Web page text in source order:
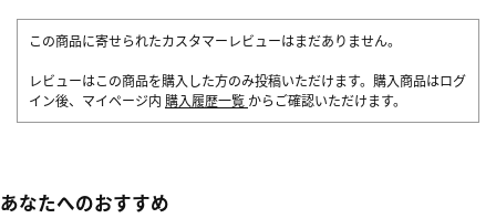
この商品に寄せられたカスタマーレビューはまだありません。
レビューはこの商品を購入した方のみ投稿いただけます。購入商品はログ
イン後、マイページ内 購入履歴一覧 からご確認いただけます。
あなたへのおすすめ